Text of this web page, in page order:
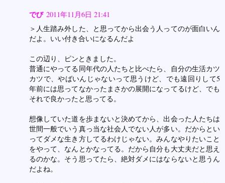
でび 2011年11月6日 21:41
＞人生踏み外した、と思ってから出会う人ってのが面白いん
だよ。いい付き合いになるんだよ
この辺り、ピンときました。
普通にやってる同年代の人たちと比べたら、自分の生活カツ
カツで、やばいんじゃないって思うけど、でも遠回りして5
年前には思ってなかったまさかの展開になってるけど、でも
それで良かったと思ってる。
想像していた道を歩まないと決めてから、出会った人たちは
世間一般でいう真っ当な社会人でない人が多い。だからとい
ってダメな生き方してるわけじゃない。みんなやりたいこと
をやって、なんとかなってる。だから自分も大丈夫だと思え
るのかな。そう思ってたら、絶対ダメにはならないと思うん
だよね。